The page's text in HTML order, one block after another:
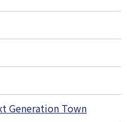
Generation Town